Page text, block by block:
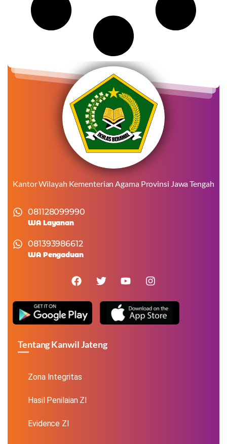
Kantor Wilayah Kementerian Agama Provinsi Jawa Tengah
081128099990
WA Layanan
081393986612
WA Pengaduan
Tentang Kanwil Jateng
Zona Integritas
Hasil Penilaian ZI
Evidence ZI